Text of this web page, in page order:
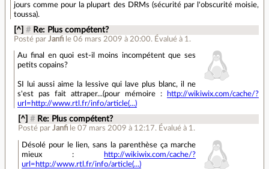
jours comme pour la plupart des DRMs (sécurité par l'obscurité moisie,
toussa).
[^] # Re: Plus compétent?
Posté parJanfi le 06 mars 2009 à 20:00. Évalué à 1 .
Au final en quoi est-il moins incompétent que ses
petits copains?
SI lui aussi aime la lessive qui lave plus blanc, il ne
s'est pas fait attraper...(pour mémoire :
http://wikiwix.com/cache/?
url=http://www.rtl.fr/info/article(...)
[^] # Re: Plus compétent?
Posté par Janfi le 07 mars 2009 à 12:17.Évalué à 1.
Désolé pour le lien, sans la parenthèse ça marche
mieux :
http://wikiwix.com/cache/?
url=http://www.rtl.fr/info/article(...)